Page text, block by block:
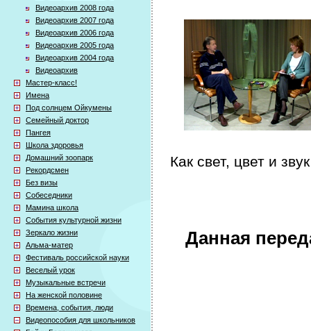
Видеоархив 2008 года
Видеоархив 2007 года
Видеоархив 2006 года
Видеоархив 2005 года
Видеоархив 2004 года
Видеоархив
Мастер-класс!
Имена
Под солнцем Ойкумены
Семейный доктор
Пангея
Школа здоровья
Домашний зоопарк
Рекордсмен
Без визы
Собеседники
Мамина школа
События культурной жизни
Зеркало жизни
Альма-матер
Фестиваль российской науки
Веселый урок
Музыкальные встречи
На женской половине
Времена, события, люди
Видеопособия для школьников
Как свет, цвет и
Данная